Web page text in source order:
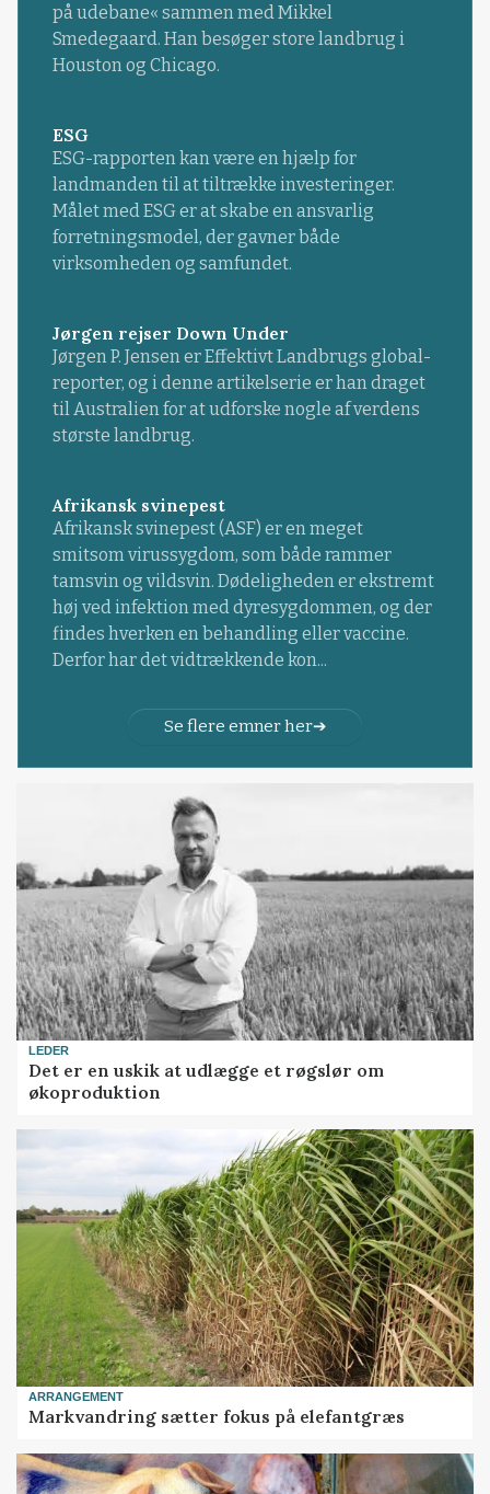
på udebane« sammen med Mikkel
Smedegaard. Han besøger store landbrug i
Houston og Chicago.
ESG
ESG-rapporten kan være en hjælp for
landmanden til at tiltrække investeringer.
Målet med ESG er at skabe en ansvarlig
forretningsmodel, der gavner både
virksomheden og samfundet.
Jørgen rejser Down Under
Jørgen P. Jensen er Effektivt Landbrugs global-
reporter, og i denne artikelserie er han draget
til Australien for at udforske nogle af verdens
største landbrug.
Afrikansk svinepest
Afrikansk svinepest (ASF) er en meget
smitsom virussygdom, som både rammer
tamsvin og vildsvin. Dødeligheden er ekstremt
høj ved infektion med dyresygdommen, og der
findes hverken en behandling eller vaccine.
Derfor har det vidtrækkende kon...
Se flere emner her
LEDER
Det er en uskik at udlægge et røgslør om
økoproduktion
ARRANGEMENT
Markvandring sætter fokus på elefantgræs